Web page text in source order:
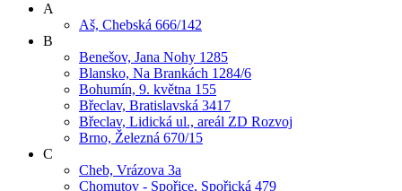
A
Aš, Chebská 666/142
B
Benešov, Jana Nohy 1285
Blansko, Na Brankách 1284/6
Bohumín, 9. května 155
Břeclav, Bratislavská 3417
Břeclav, Lidická ul., areál ZD Rozvoj
Brno, Železná 670/15
C
Cheb, Vrázova 3a
Chomutov - Spořice, Spořická 479